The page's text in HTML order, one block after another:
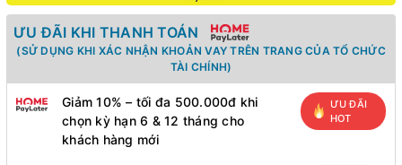
ƯU ĐÃI KHI THANH TOÁN
(SỬ DỤNG KHI XÁC NHẬN KHOẢN VAY TRÊN TRANG CỦA TỔ CHỨC
TÀI CHÍNH)
Giảm 10% – tối đa 500.000đ khi
chọn kỳ hạn 6 & 12 tháng cho
khách hàng mới
ƯU ĐÃI
HOT